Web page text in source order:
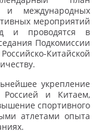
и международных
мероприятий
и проводятся в
Подкомиссии
Китайской
укрепление
и Китаем,
спортивного
атлетами опыта